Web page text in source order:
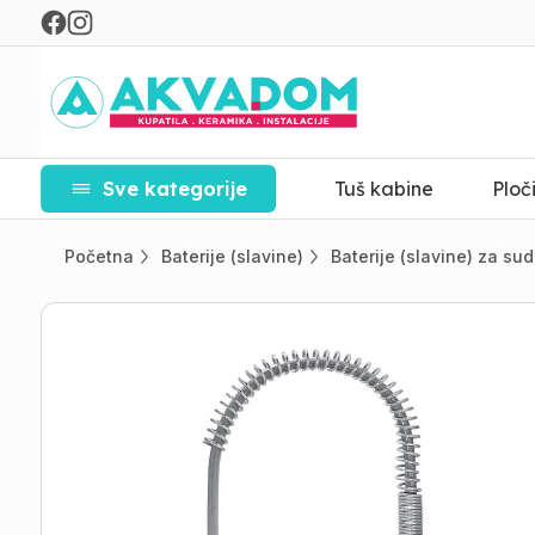
Sve kategorije Tuš kabine
Početna Baterije (slavine) Baterije (slavine) za